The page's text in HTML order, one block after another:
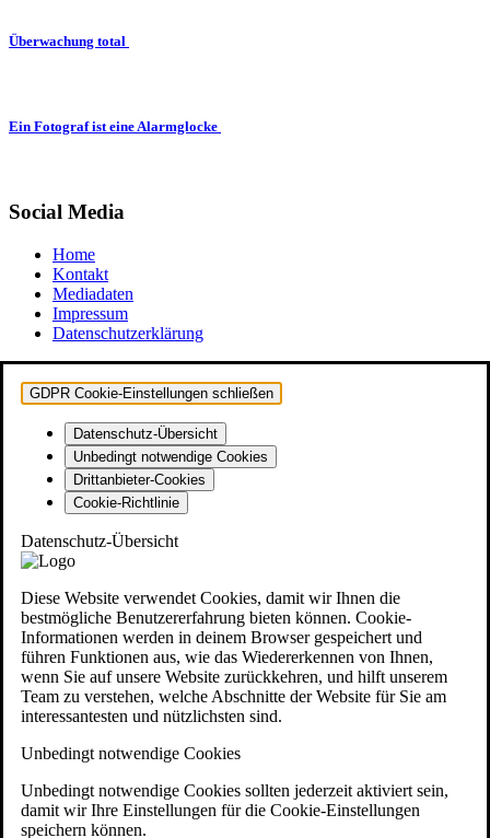
Überwachung total
Ein Fotograf ist eine Alarmglocke
Social Media
Home
Kontakt
Mediadaten
Impressum
Datenschutzerklärung
GDPR Cookie-Einstellungen schließen
Datenschutz-Übersicht
Unbedingt notwendige Cookies
Drittanbieter-Cookies
Cookie-Richtlinie
Datenschutz-Übersicht
Diese Website verwendet Cookies, damit wir Ihnen die
bestmögliche Benutzererfahrung bieten können. Cookie-
Informationen werden in deinem Browser gespeichert und
führen Funktionen aus, wie das Wiedererkennen von Ihnen,
wenn Sie auf unsere Website zurückkehren, und hilft unserem
Team zu verstehen, welche Abschnitte der Website für Sie am
interessantesten und nützlichsten sind.
Unbedingt notwendige Cookies
Unbedingt notwendige Cookies sollten jederzeit aktiviert sein,
damit wir Ihre Einstellungen für die Cookie-Einstellungen
speichern können.